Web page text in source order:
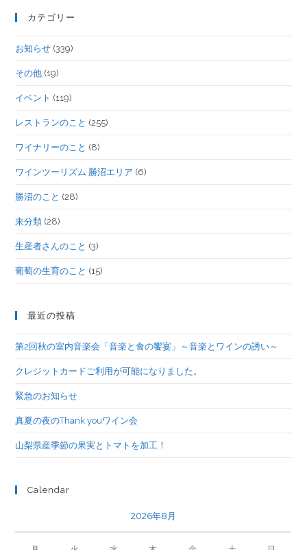
カテゴリー
お知らせ (339)
その他 (19)
イベント (119)
レストランのこと (255)
ワイナリーのこと (8)
ワインツーリズム 勝沼エリア (6)
勝沼のこと (28)
未分類 (28)
生産者さんのこと (3)
葡萄の生育のこと (15)
最近の投稿
第2回秋の室内音楽会「音楽と食の饗宴」～音楽とワインの誘い～
クレジットカードご利用が可能になりました。
緊急のお知らせ
真夏の夜のThank youワイン会
山梨県産季節の果実とトマトを加工！
Calendar
2026年8月